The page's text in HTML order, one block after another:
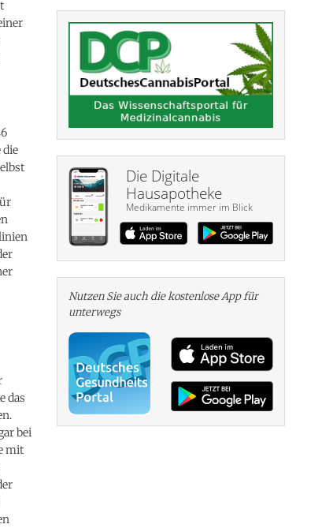
die
das
bei
mit
Die Digitale
Hausapotheke
Medikamente immer im Blick
Nutzen Sie auch die kosten­lose App für
unterwegs